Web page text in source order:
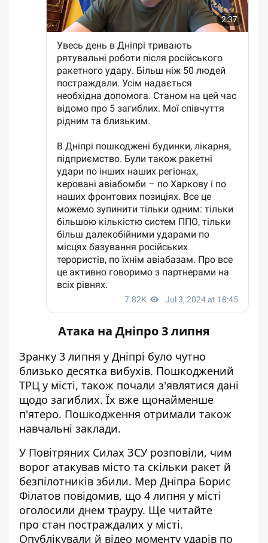
Атака на Дніпро 3 липня
Зранку 3 липня у Дніпрі було чутно
близько десятка вибухів. Пошкоджений
ТРЦ у місті, також почали з'являтися дані
щодо загиблих. Їх вже щонайменше
п'ятеро. Пошкодження отримали також
навчальні заклади.
У Повітряних Силах ЗСУ розповіли, чим
ворог атакував місто та скільки ракет й
безпілотників збили. Мер Дніпра Борис
Філатов повідомив, що 4 липня у місті
оголосили днем трауру. Ще читайте
про стан постраждалих у місті.
Опублікували й відео моменту ударів по